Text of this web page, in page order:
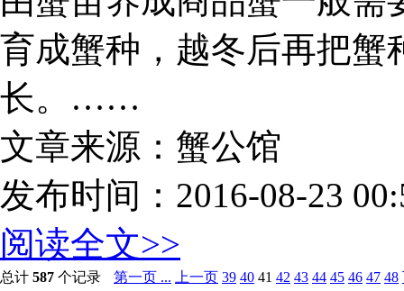
育成蟹种，越冬后再把蟹
长。……
文章来源：蟹公馆
发布时间：2016-08-23
阅读全文>>
总计 587 个记录 第一页 ... 上一页 39 40 41 42 43 44 45 46 47 48